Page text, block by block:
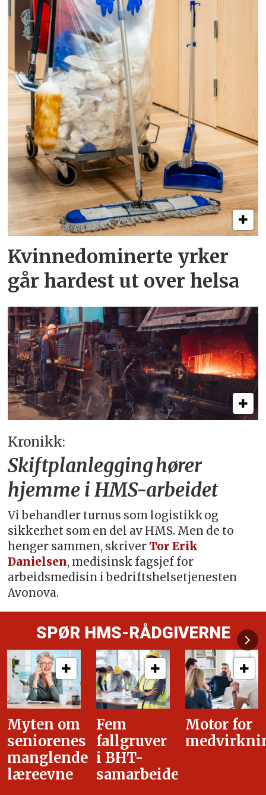
Kvinnedominerte yrker
går hardest ut over helsa
Kronikk:
Skiftplanlegging hører
hjemme i HMS-arbeidet
Vi behandler turnus som logistikk og
sikkerhet som en del av HMS. Men de to
henger sammen, skriver Tor Erik
Danielsen, medisinsk fagsjef for
arbeidsmedisin i bedriftshelsetjenesten
Avonova.
SPØR HMS-RÅDGIVERNE
Fem
fallgruver
i BHT-
samarbeidet
Motor for
medvirkning
i